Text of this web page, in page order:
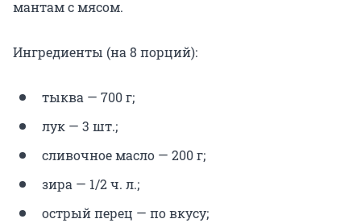
мантам с мясом.
Ингредиенты (на 8 порций):
тыква — 700 г;
лук — 3 шт.;
сливочное масло — 200 г;
зира — 1/2 ч. л.;
острый перец — по вкусу;